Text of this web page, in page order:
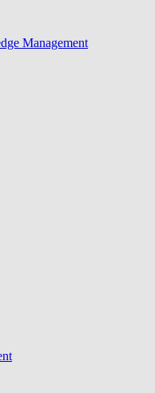
Management